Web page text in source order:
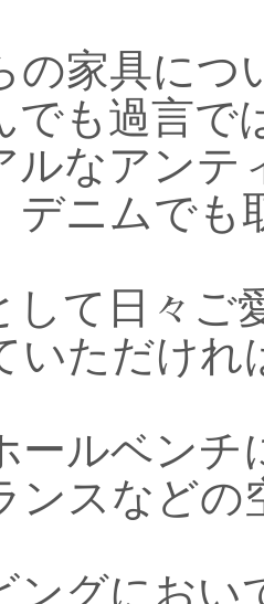
の家具につ
でも過言で
ルなアンテ
デニムでも
して日々ご
いただけれ
ールベン
ンスなどの
ングにおい